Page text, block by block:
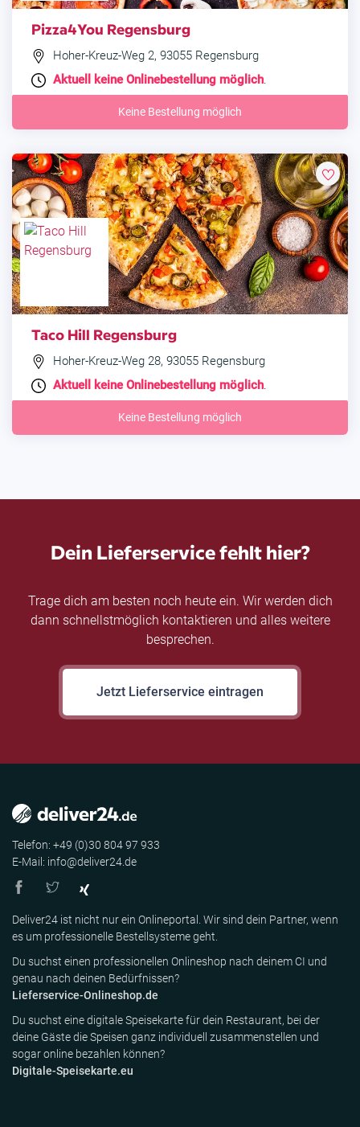
Pizza4You Regensburg
Hoher-Kreuz-Weg 2, 93055 Regensburg
Aktuell keine Onlinebestellung möglich.
Keine Bestellung möglich
Taco Hill Regensburg
Hoher-Kreuz-Weg 28, 93055 Regensburg
Aktuell keine Onlinebestellung möglich.
Keine Bestellung möglich
Dein Lieferservice fehlt hier?
Trage dich am besten noch heute ein. Wir werden dich
dann schnellstmöglich kontaktieren und alles weitere
besprechen.
Jetzt Lieferservice eintragen
Telefon: +49 (0)30 804 97 933
E-Mail: info@deliver24.de
Deliver24 ist nicht nur ein Onlineportal. Wir sind dein Partner, wenn
es um professionelle Bestellsysteme geht.
Du suchst einen professionellen Onlineshop nach deinem CI und
genau nach deinen Bedürfnissen?
Lieferservice-Onlineshop.de
Du suchst eine digitale Speisekarte für dein Restaurant, bei der
deine Gäste die Speisen ganz individuell zusammenstellen und
sogar online bezahlen können?
Digitale-Speisekarte.eu